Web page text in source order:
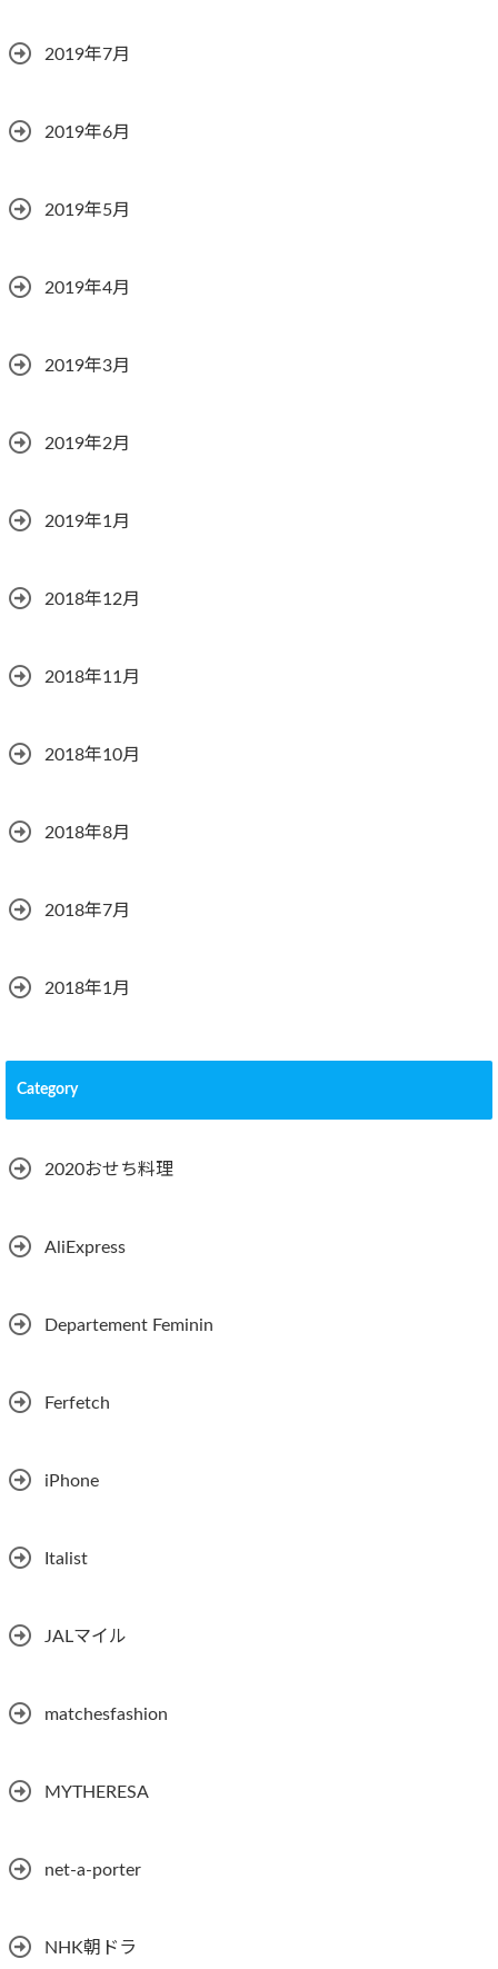
2019年7月
2019年6月
2019年5月
2019年4月
2019年3月
2019年2月
2019年1月
2018年12月
2018年11月
2018年10月
2018年8月
2018年7月
2018年1月
Category
2020おせち料理
AliExpress
Departement Feminin
Ferfetch
iPhone
Italist
JALマイル
matchesfashion
MYTHERESA
net-a-porter
NHK朝ドラ